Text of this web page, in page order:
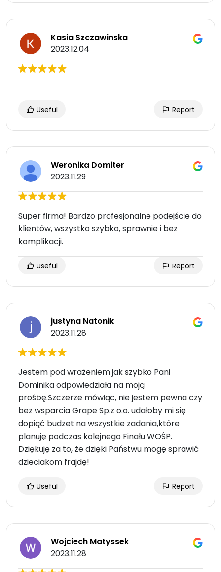
Kasia Szczawinska
2023.12.04
Useful Report
Weronika Domiter
2023.11.29
Super firma! Bardzo profesjonalne podejście do
klientów, wszystko szybko, sprawnie i bez
komplikacji.
Useful Report
justyna Natonik
2023.11.28
Jestem pod wrażeniem jak szybko Pani
Dominika odpowiedziała na moją
prośbę.Szczerze mówiąc, nie jestem pewna czy
bez wsparcia Grape Sp.z o.o. udałoby mi się
dopiąć budżet na wszystkie zadania,które
planuję podczas kolejnego Finału WOŚP.
Dziękuję za to, że dzięki Państwu mogę sprawić
dzieciakom frajdę!
Useful Report
Wojciech Matyssek
2023.11.28